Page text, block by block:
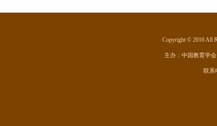
Copyright © 2016 All
主办： 中国教育学
联系